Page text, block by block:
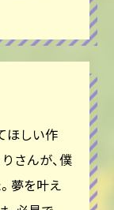
ほしい作
さんが、僕
夢を叶え